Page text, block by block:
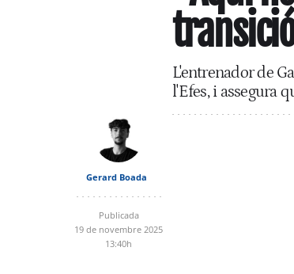
L'entrenador de
l'Efes, i assegura
Gerard Boada
Publicada
19 de novembre 2025
13:40h